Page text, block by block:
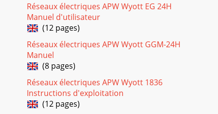
Réseaux électriques APW Wyott EG 24H
Manuel d'utilisateur
(12 pages)
Réseaux électriques APW Wyott GGM-24H
Manuel
(8 pages)
Réseaux électriques APW Wyott 1836
Instructions d'exploitation
(12 pages)